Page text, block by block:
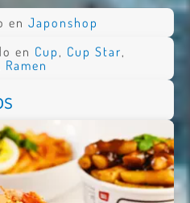
en Japonshop
en Cup , Cup Star,
Ramen